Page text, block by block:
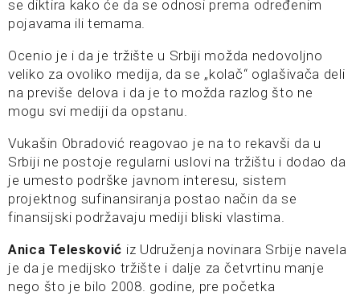
se diktira kako će da se odnosi prema određenim
pojavama ili temama.
Ocenio je i da je tržište u Srbiji možda nedovoljno
veliko za ovoliko medija, da se „kolač“ oglašivača deli
na previše delova i da je to možda razlog što ne
mogu svi mediji da opstanu.
Vukašin Obradović reagovao je na to rekavši da u
Srbiji ne postoje regularni uslovi na tržištu i dodao da
je umesto podrške javnom interesu, sistem
projektnog sufinansiranja postao način da se
finansijski podržavaju mediji bliski vlastima.
Anica Telesković iz Udruženja novinara Srbije navela
je da je medijsko tržište i dalje za četvrtinu manje
nego što je bilo 2008. godine, pre početka